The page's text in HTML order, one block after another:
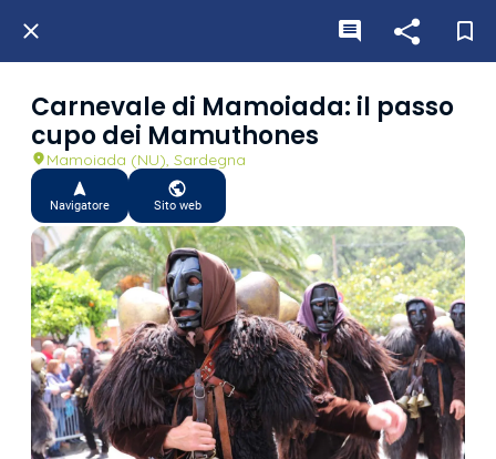
Carnevale di Mamoiada: il passo
cupo dei Mamuthones
Mamoiada (NU), Sardegna
Navigatore Sito web